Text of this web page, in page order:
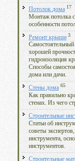
Потолок дома 17
Монтаж потолка
особенности
Ремонт крыши 3
хорошей
гидроизоляция
Способы
дома или дачи.
Стены дома 65
Как правильно
стенах. Из чего
Строительные
Статьи об
советы
инструмента,
инструментов.
Строительные